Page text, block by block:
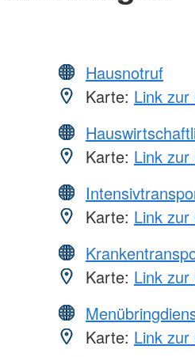
Hausnotruf
Karte: Link
Karte: Link
Karte: Link
Karte: Link
Karte: Link